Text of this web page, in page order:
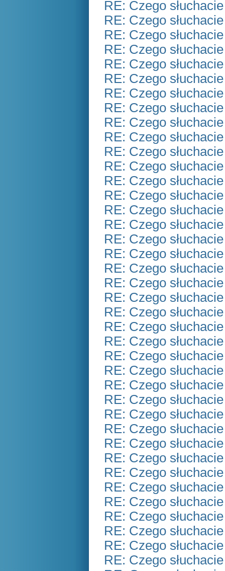
RE: Czego
RE: Czego
RE: Czego
RE: Czego
RE: Czego
RE: Czego
RE: Czego
RE: Czego
RE: Czego
RE: Czego
RE: Czego
RE: Czego
RE: Czego
RE: Czego
RE: Czego
RE: Czego
RE: Czego
RE: Czego
RE: Czego
RE: Czego
RE: Czego
RE: Czego
RE: Czego
RE: Czego
RE: Czego
RE: Czego
RE: Czego
RE: Czego
RE: Czego
RE: Czego
RE: Czego
RE: Czego
RE: Czego
RE: Czego
RE: Czego
RE: Czego
RE: Czego
RE: Czego
RE: Czego